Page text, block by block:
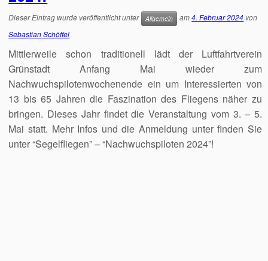
Dieser Eintrag wurde veröffentlicht unter Allgemein am4. Februar 2024 von
Sebastian Schöffel
Mittlerweile schon traditionell lädt der Luftfahrtverein
Grünstadt Anfang Mai wieder zum
Nachwuchspilotenwochenende ein um Interessierten von
13 bis 65 Jahren die Faszination des Fliegens näher zu
bringen. Dieses Jahr findet die Veranstaltung vom 3. – 5.
Mai statt. Mehr Infos und die Anmeldung unter finden Sie
unter “Segelfliegen” – “Nachwuchspiloten 2024”!